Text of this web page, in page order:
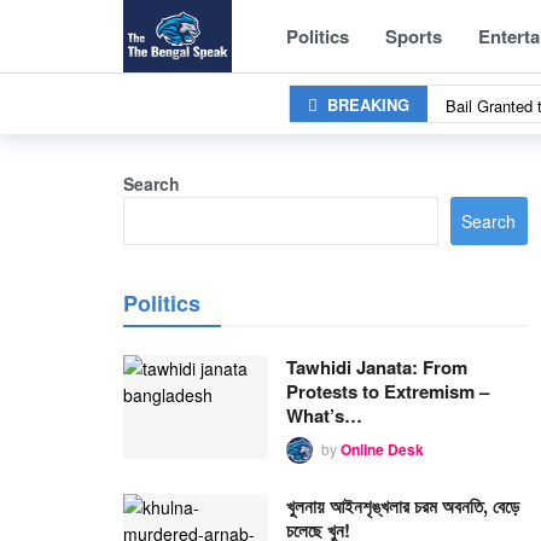
Politics Sports
BREAKING
Hindu
Police
সেনাবাহিনীকে
1,611
Search
Search
Politics
Tawhidi Janata: From
Protests to Extremism –
What’s…
byOnline Desk
খুলনায় আইনশৃঙ্খলার চরম অবনতি, বেড়ে
চলেছে খুন!